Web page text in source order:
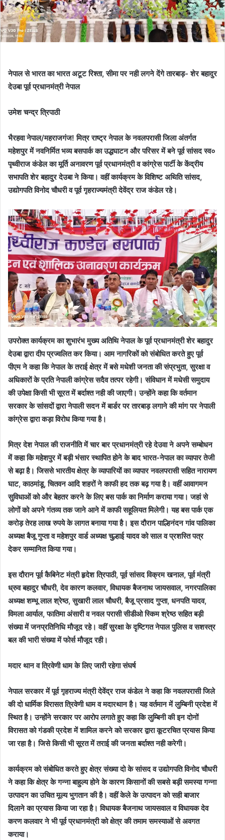
नेपाल से भारत का भारत अटूट रिश्ता, सीमा पर नही लगने देंगे तारबाड़- शेर बहादुर
देउबा पूर्व प्रधानमंत्री नेपाल
उमेश चन्द्र त्रिपाठी
भैरहवा नेपाल/महराजगंज! मित्र राष्ट्र नेपाल के नवलपरासी जिला अंतर्गत
महेशपुर में नवनिर्मित भव्य बसपार्क का उद्धघाटन और परिसर में बने पूर्व सांसद स्व०
पृथ्वीराज कंडेल का मूर्ति अनावरण पूर्व प्रधानमंत्री व कांग्रेस पार्टी के केंद्रीय
सभापति शेर बहादुर देउबा ने किया। वहीं कार्यक्रम के विशिष्ट अथिति सांसद,
उद्योगपति विनोद चौधरी व पूर्व गृहराज्यमंत्री देवेंद्र राज कंडेल रहे।
उपरोक्त कार्यक्रम का शुभारंभ मुख्य अतिथि नेपाल के पूर्व प्रधानमंत्री शेर बहादुर
देउबा द्वारा दीप प्रज्वलित कर किया। आम नागरिकों को संबोधित करते हुए पूर्व
पीएम ने कहा कि नेपाल के तराई क्षेत्र में बसे मधेशी जनता की संप्रभुता, सुरक्षा व
अधिकारों के प्रति नेपाली कांग्रेस सदैव तत्पर रहेगी। संविधान में मधेसी समुदाय
की उपेक्षा किसी भी सूरत में बर्दाश्त नही की जाएगी। उन्होंने कहा कि वर्तमान
सरकार के सांसदों द्वारा नेपाली सदन में बार्डर पर तारबाड़ लगाने की मांग पर नेपाली
कांग्रेस द्वारा कड़ा विरोध किया गया है।
मित्र देश नेपाल की राजनीति में चार बार प्रधानमंत्री रहे देउवा ने अपने सम्बोधन
में कहा कि महेशपुर में बड़ी भंसार स्थापित होने के बाद भारत-नेपाल का व्यापार तेजी
से बढ़ा है। जिससे भारतीय क्षेत्र के व्यापारियों का व्यापार नवलपरासी सहित नारायण
घाट, काठमांडू, चितवन आदि शहरों ने काफी हद तक बढ़ गया है। वहीं आवागमन
सुविधाओं को और बेहतर करने के लिए बस पार्क का निर्माण कराया गया। जहां से
लोगों को अपने गंतव्य तक जाने आने में काफी सहूलियत मिलेगी। यह बस पार्क एक
करोड़ तेरह लाख रुपये के लागत बनाया गया है। इस दौरान पाल्हिनंदन गांव पालिका
अध्यक्ष बैजू गुप्ता व महेशपुर वार्ड अध्यक्ष चुल्हाई यादव को साल व प्रशस्ति पत्र
देकर सम्मानित किया गया।
इस दौरान पूर्व कैबिनेट मंत्री हृदेश त्रिपाठी, पूर्व सांसद विक्रम खनाल, पूर्व मंत्री
ध्रुव बहादुर चौधरी, देव कारण कलवार, विधायक बैजनाथ जायसवाल, नगरपालिका
अध्यक्ष शम्भू लाल श्रेष्ठ, सुखारी लाल चौधरी, बैजू प्रसाद गुप्ता, धनपति यादव,
विमला आर्याल, फातिमा अंसारी व नवल परासी सीडीओ स्किम श्रेष्ठ सहित बड़ी
संख्या में जनप्रतिनिधि मौजूद रहे। वहीं सुरक्षा के दृष्टिगत नेपाल पुलिस व सशस्त्र
बल की भारी संख्या में फोर्स मौजूद रही।
मदार थान व त्रिवेणी धाम के लिए जारी रहेगा संघर्ष
नेपाल सरकार में पूर्व गृहराज्य मंत्री देवेंद्र राज कंडेल ने कहा कि नवलपरासी जिले
की दो धार्मिक विरासत त्रिवेणी धाम व मदारथान है। यह वर्तमान में लुम्बिनी प्रदेश में
स्थित है। उन्होंने सरकार पर आरोप लगाते हुए कहा कि लुम्बिनी की इन दोनों
विरासत को गंडकी प्रदेश में शामिल करने को सरकार द्वारा कूटरचित प्रयास किया
जा रहा है। जिसे किसी भी सूरत में तराई की जनता बर्दाश्त नही करेगी।
कार्यक्रम को संबोधित करते हुए क्षेत्र संख्या दो के सांसद व उद्योगपति विनोद चौधरी
ने कहा कि क्षेत्र के गन्ना बाहुल्य होने के कारण किसानों की सबसे बड़ी समस्या गन्ना
उत्पादन का उचित मूल्य भुगतान की है। वहीं केले के उत्पादन को सही बाजार
दिलाने का प्रयास किया जा रहा है। विधायक बैजनाथ जायसवाल व विधायक देव
करण कलवार ने भी पूर्व प्रधानमंत्री को क्षेत्र की तमाम समस्याओं से अवगत
कराया।